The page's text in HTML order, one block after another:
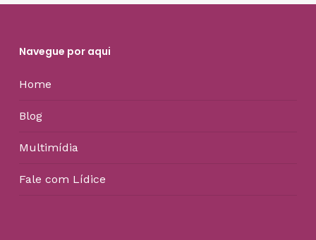
Navegue por aqui
Home
Blog
Multimídia
Fale com Lídice